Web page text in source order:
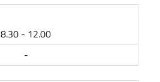
8.30 - 12.00
-